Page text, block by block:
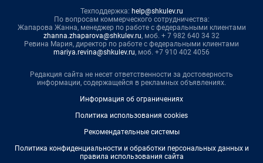
Техподдержка: help@shkulev.ru
По вопросам коммерческого сотрудничества:
Жапарова Жанна, менеджер по работе с федеральными клиентами
zhanna.zhaparova@shkulev.ru, моб. + 7 982 640 34 32
Ревина Мария, директор по работе с федеральными клиентами
mariya.revina@shkulev.ru, моб. +7 910 402 4056
Редакция сайта не несет ответственности за достоверность
информации, содержащейся в рекламных объявлениях.
Информация об ограничениях
Политика использования cookies
Рекомендательные системы
Политика конфиденциальности и обработки персональных данных и
правила использования сайта